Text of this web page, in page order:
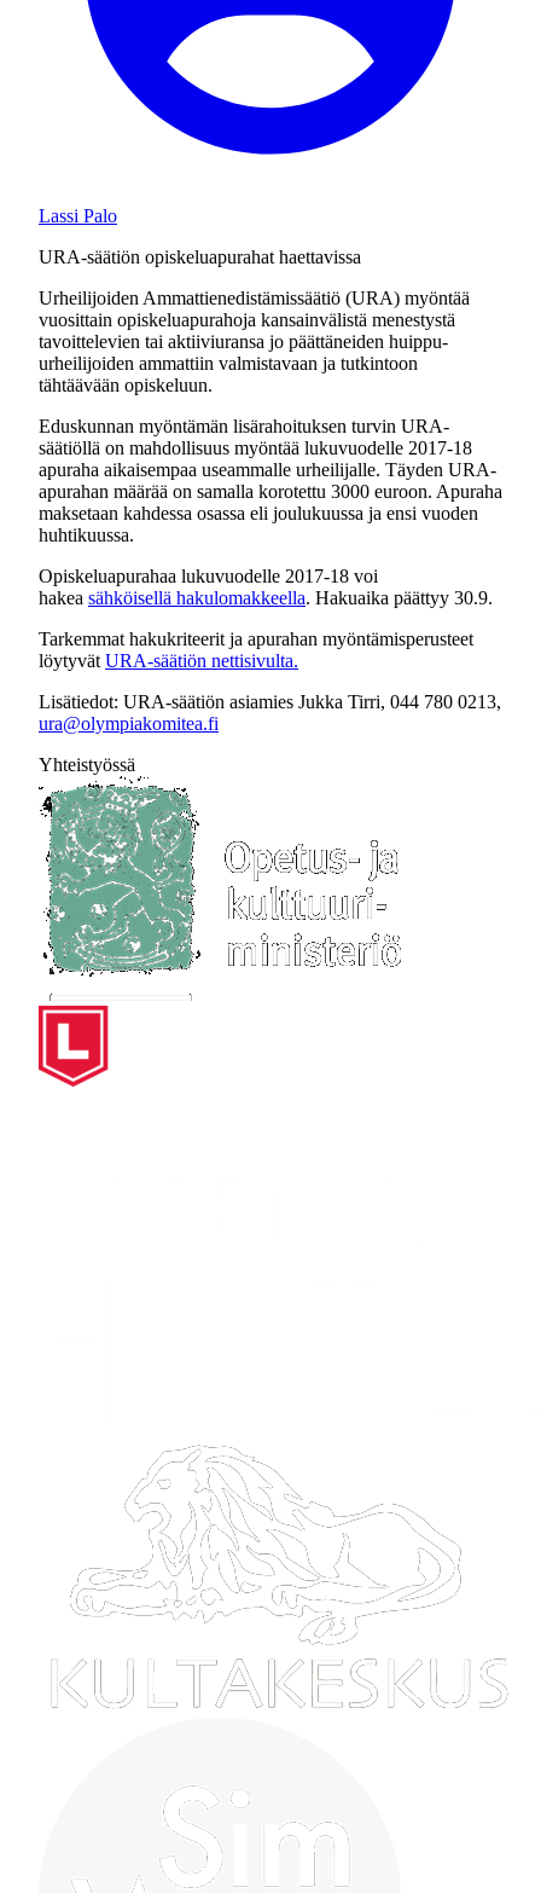
Lassi Palo
URA-säätiön opiskeluapurahat haettavissa
Urheilijoiden Ammattienedistämissäätiö (URA) myöntää
vuosittain opiskeluapurahoja kansainvälistä menestystä
tavoittelevien tai aktiiviuransa jo päättäneiden huippu-
urheilijoiden ammattiin valmistavaan ja tutkintoon
tähtäävään opiskeluun.
Eduskunnan myöntämän lisärahoituksen turvin URA-
säätiöllä on mahdollisuus myöntää lukuvuodelle 2017-18
apuraha aikaisempaa useammalle urheilijalle. Täyden URA-
apurahan määrää on samalla korotettu 3000 euroon. Apuraha
maksetaan kahdessa osassa eli joulukuussa ja ensi vuoden
huhtikuussa.
Opiskeluapurahaa lukuvuodelle 2017-18 voi
hakea sähköisellä hakulomakkeella. Hakuaika päättyy 30.9.
Tarkemmat hakukriteerit ja apurahan myöntämisperusteet
löytyvät URA-säätiön nettisivulta.
Lisätiedot: URA-säätiön asiamies Jukka Tirri, 044 780 0213,
ura@olympiakomitea.fi
Yhteistyössä